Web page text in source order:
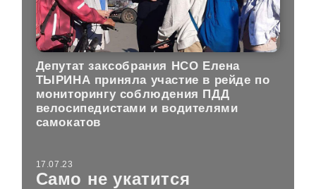
Депутат заксобрания НСО Елена
ТЫРИНА приняла участие в рейде по
мониторингу соблюдения ПДД
велосипедистами и водителями
самокатов
17.07.23
Само не укатится